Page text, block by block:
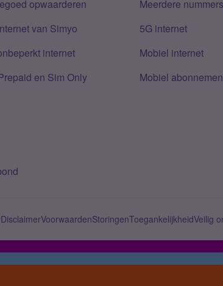
opwaarderen
van Simyo
internet
en Sim Only
Meerdere nummers
5G internet
Mobiel internet
Mobiel
DisclaimerVoorwaardenStoringenToegankelijkheidVeilig